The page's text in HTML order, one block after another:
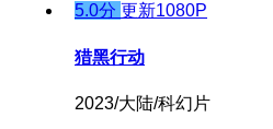
5.0分 更新1080P
猎黑行动
2023/大陆/科幻片